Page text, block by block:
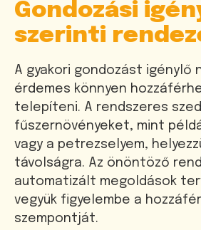
Gondozási
szerinti
A gyakori gondozást igénylő
érdemes könnyen
telepíteni. A rendszeres
fűszernövényeket, mint
vagy a petrezselyem,
távolságra. Az önöntöző
automatizált megoldások
vegyük figyelembe a
szempontját.